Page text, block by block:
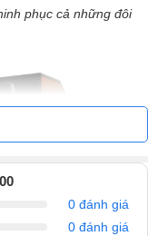
phục cả những đôi
0 đánh giá
0 đánh giá